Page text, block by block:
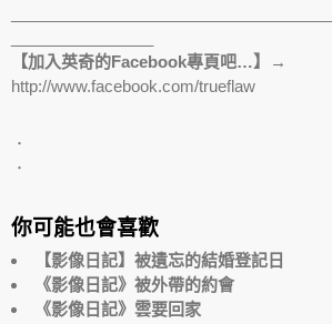
【加入英奇的Facebook專頁吧…】→
http://www.facebook.com/trueflaw
．
．
你可能也會喜歡
【影像日記】被遺忘的結婚登記日
《影像日記》被外帶的約會
《影像日記》雲要回家